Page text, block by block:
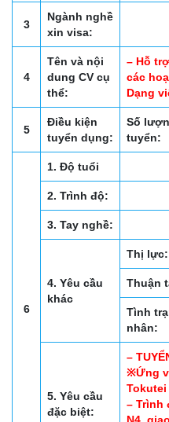
3
Ngành nghề
xin visa:
4
Tên và nội
dung CV cụ
thể:
– Hỗ
các
Dạng
5
Điều kiện
tuyển dụng:
Số
tuyển:
6
1. Độ tuổi
2. Trình độ:
3. Tay nghề:
4. Yêu cầu
khác
Thị
Thuận
Tình
nhân:
5. Yêu cầu
đặc biệt:
–
※Ứng
Tokutei
– Trình